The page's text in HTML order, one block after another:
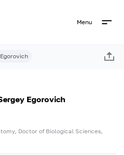
Menu
Egorovich
Doctor of Biological Sciences,